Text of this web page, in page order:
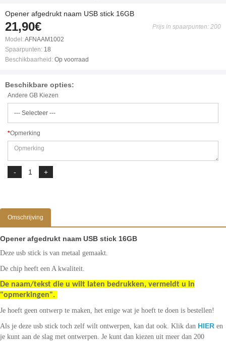
Opener afgedrukt naam USB stick 16GB
21,90€
Prijs in spaarpunten: 200
Model:AFNAAM1002
Spaarpunten: 18
Beschikbaarheid: Op voorraad
Beschikbare opties:
Andere GB Kiezen
Opmerking
Omschrijving
Opener afgedrukt naam USB stick 16GB
Deze usb stick is van metaal gemaakt.
De chip heeft een A kwaliteit.
De naam/tekst die u wilt laten bedrukken, vermeldt u in
"opmerkingen".
Je hoeft geen ontwerp te maken, het enige wat je hoeft te doen is bestellen!
Als je deze usb stick toch zelf wilt ontwerpen, kan dat ook. Klik dan HIER en
je kunt aan de slag met ontwerpen. Je kunt dan kiezen uit meer dan 200